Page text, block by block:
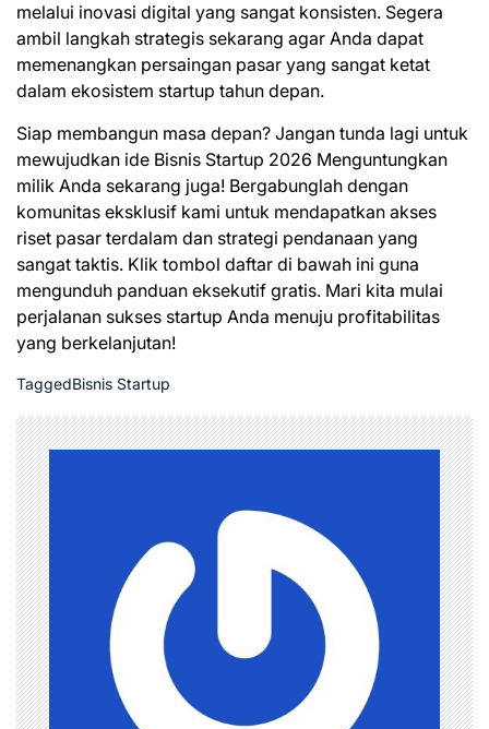
melalui inovasi digital yang sangat konsisten. Segera
ambil langkah strategis sekarang agar Anda dapat
memenangkan persaingan pasar yang sangat ketat
dalam ekosistem startup tahun depan.
Siap membangun masa depan? Jangan tunda lagi untuk
mewujudkan ide Bisnis Startup 2026 Menguntungkan
milik Anda sekarang juga! Bergabunglah dengan
komunitas eksklusif kami untuk mendapatkan akses
riset pasar terdalam dan strategi pendanaan yang
sangat taktis. Klik tombol daftar di bawah ini guna
mengunduh panduan eksekutif gratis. Mari kita mulai
perjalanan sukses startup Anda menuju profitabilitas
yang berkelanjutan!
TaggedBisnis Startup